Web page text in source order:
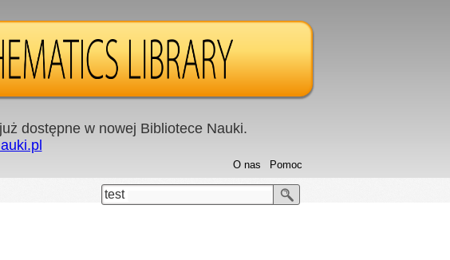
dostępne w nowej Bibliotece Nauki.
Pomoc
O nas
test